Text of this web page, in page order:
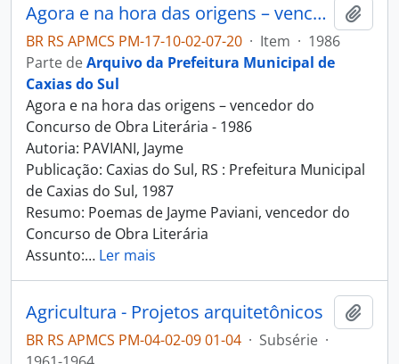
Agora e na hora das origens – vencedor do Concurso de Obra Literária - 1986
BR RS APMCS PM-17-10-02-07-20 · Item · 1986
Parte deArquivo da Prefeitura Municipal de
Caxias do Sul
Agora e na hora das origens – vencedor do
Concurso de Obra Literária - 1986
Autoria: PAVIANI, Jayme
Publicação: Caxias do Sul, RS : Prefeitura Municipal
de Caxias do Sul, 1987
Resumo: Poemas de Jayme Paviani, vencedor do
Concurso de Obra Literária
Assunto:… Ler mais
Agricultura - Projetos arquitetônicos
BR RS APMCS PM-04-02-09 01-04 · Subsérie ·